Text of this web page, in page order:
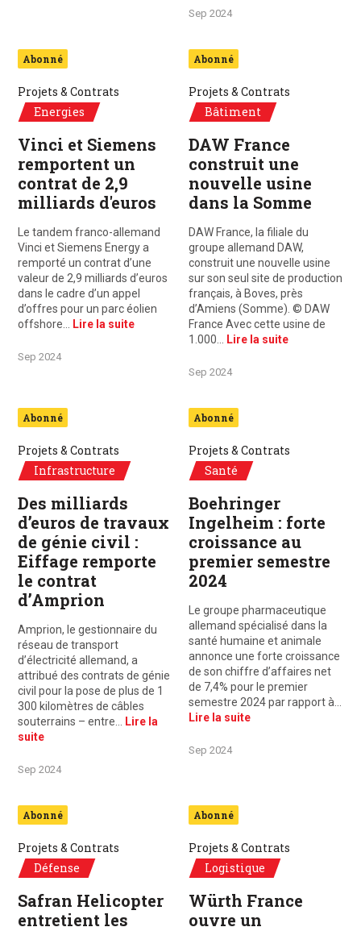
Sep 2024
Abonné
Projets & Contrats
Energies
Vinci et Siemens
remportent un
contrat de 2,9
milliards d'euros
Le tandem franco-allemand
Vinci et Siemens Energy a
remporté un contrat d’une
valeur de 2,9 milliards d’euros
dans le cadre d’un appel
d’offres pour un parc éolien
offshore…
Lire la suite
Sep 2024
Abonné
Projets & Contrats
Bâtiment
DAW France
construit une
nouvelle usine
dans la Somme
DAW France, la filiale du
groupe allemand DAW,
construit une nouvelle usine
sur son seul site de production
français, à Boves, près
d’Amiens (Somme). © DAW
France Avec cette usine de
1.000…
Lire la suite
Sep 2024
Abonné
Projets & Contrats
Infrastructure
Des milliards
d’euros de travaux
de génie civil :
Eiffage remporte
le contrat
d’Amprion
Amprion, le gestionnaire du
réseau de transport
d’électricité allemand, a
attribué des contrats de génie
civil pour la pose de plus de 1
300 kilomètres de câbles
souterrains – entre…
Lire la
suite
Sep 2024
Abonné
Projets & Contrats
Santé
Boehringer
Ingelheim : forte
croissance au
premier semestre
2024
Le groupe pharmaceutique
allemand spécialisé dans la
santé humaine et animale
annonce une forte croissance
de son chiffre d’affaires net
de 7,4% pour le premier
semestre 2024 par rapport à…
Lire la suite
Sep 2024
Abonné
Projets & Contrats
Défense
Safran Helicopter
entretient les
Abonné
Projets & Contrats
Logistique
Würth France
ouvre un